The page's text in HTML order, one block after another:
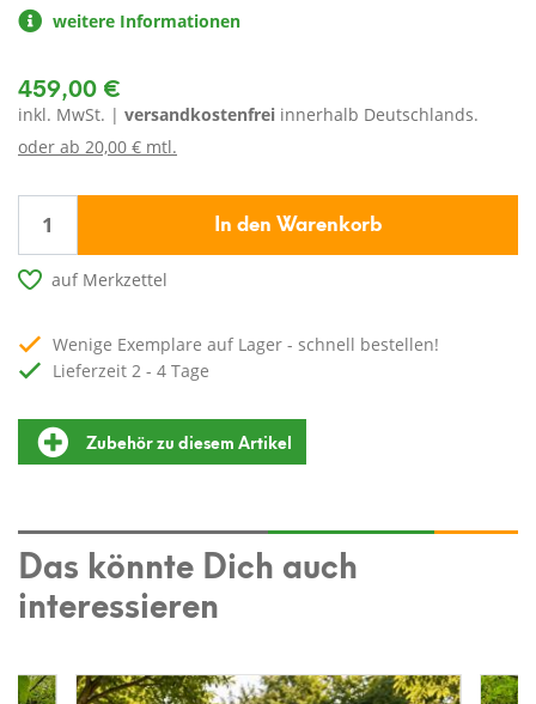
weitere Informationen
459,00 €
inkl. MwSt. | versandkostenfrei innerhalb Deutschlands.
oder ab 20,00 € mtl.
In den Warenkorb
auf Merkzettel
Wenige Exemplare auf Lager - schnell bestellen!
Lieferzeit 2 - 4 Tage
Zubehör zu diesem Artikel
Das könnte Dich auch
interessieren